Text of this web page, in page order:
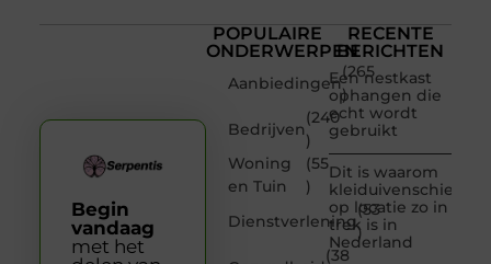
POPULAIRE
ONDERWERPEN
Aanbiedingen
(265
)
Bedrijven
(240
)
Woning
en Tuin
(55
)
Dienstverlening
(53
)
(38
RECENTE
BERICHTEN
Een nestkast
ophangen die
echt wordt
gebruikt
Dit is waarom
kleiduivenschieten
op locatie zo in
trek is in
Nederland
Begin
vandaag
met het